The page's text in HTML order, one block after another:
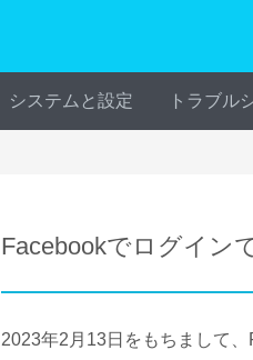
システムと設定 トラブル
Facebookでログイン
2023年2月13日をもちまして